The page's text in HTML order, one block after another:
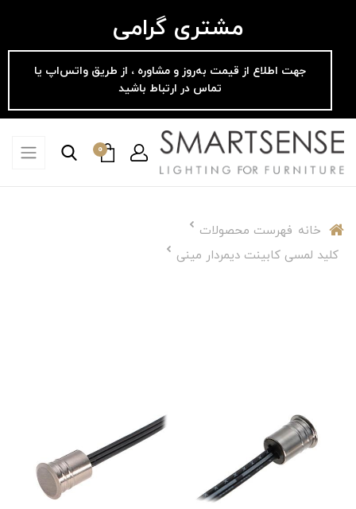
مشتری گرامی
جهت اطلاع از قیمت به‌روز و مشاوره ، از طریق واتس‌اپ یا
تماس در ارتباط باشید
0
خانه فهرست محصولات
کلید لمسی کابینت دیمردار مینی